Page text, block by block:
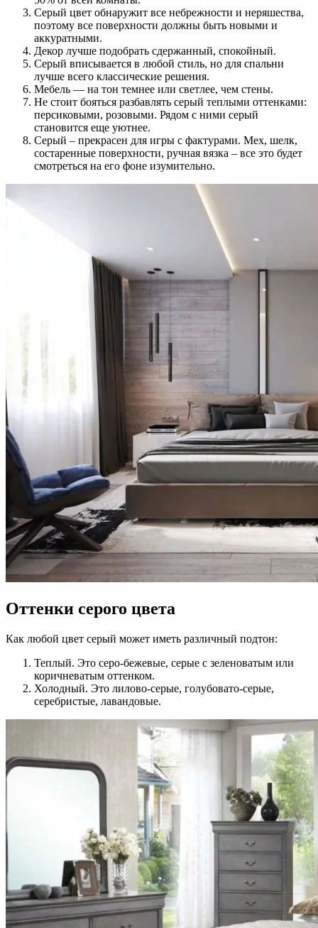
Серый цвет обнаружит все небрежности и неряшества,
поэтому все поверхности должны быть новыми и
аккуратными.
Декор лучше подобрать сдержанный, спокойный.
Серый вписывается в любой стиль, но для спальни
лучше всего классические решения.
Мебель — на тон темнее или светлее, чем стены.
Не стоит бояться разбавлять серый теплыми оттенками:
персиковыми, розовыми. Рядом с ними серый
становится еще уютнее.
Серый – прекрасен для игры с фактурами. Мех, шелк,
состаренные поверхности, ручная вязка – все это будет
смотреться на его фоне изумительно.
Оттенки серого цвета
Как любой цвет серый может иметь различный подтон:
Теплый. Это серо-бежевые, серые с зеленоватым или
коричневатым оттенком.
Холодный. Это лилово-серые, голубовато-серые,
серебристые, лавандовые.